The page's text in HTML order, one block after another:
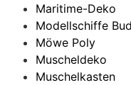
Maritime-Deko
Modellschiffe
Möwe Poly
Muscheldeko
Muschelkasten